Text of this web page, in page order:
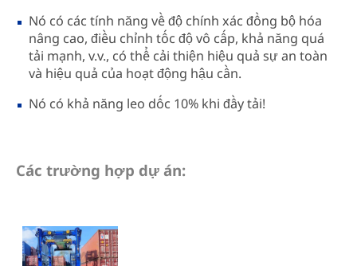
Nó có các tính năng về độ chính xác đồng bộ hóa
nâng cao, điều chỉnh tốc độ vô cấp, khả năng quá
tải mạnh, v.v., có thể cải thiện hiệu quả sự an toàn
và hiệu quả của hoạt động hậu cần.
Nó có khả năng leo dốc 10% khi đầy tải!
Các trường hợp dự án: